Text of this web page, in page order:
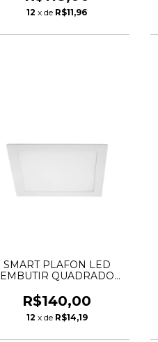
12 x de R$11,96
SMART PLAFON LED
EMBUTIR QUADRADO
TASCHIBRA
R$140,00
12 x de R$14,19